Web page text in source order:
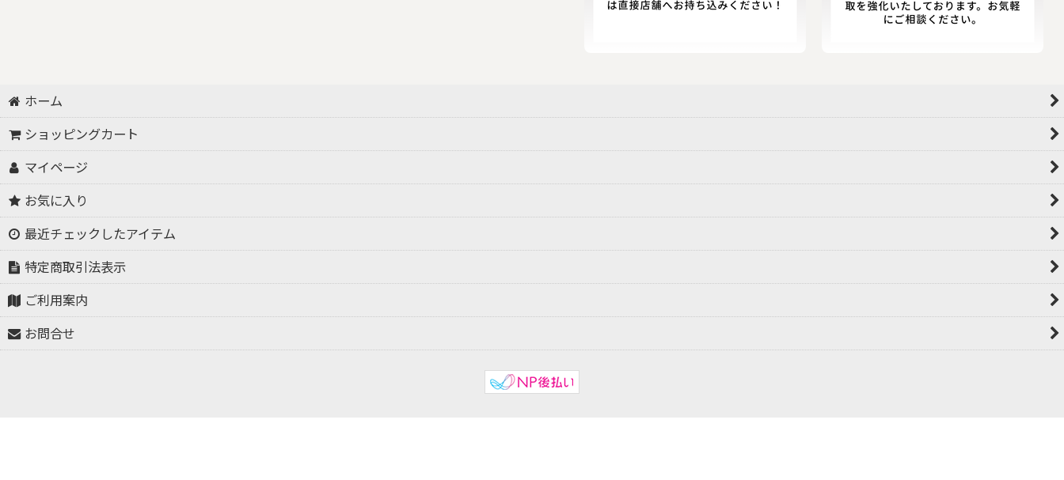
ホーム
ショッピングカート
マイページ
お気に入り
最近チェックしたアイテム
特定商取引法表示
ご利用案内
お問合せ